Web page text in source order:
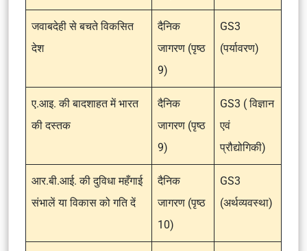
जवाबदेही से बचते विकसित
देश
दैनिक
जागरण (पृष्ठ
9)
GS3
(पर्यावरण)
ए.आइ. की बादशाहत में भारत
की दस्तक
दैनिक
जागरण (पृष्ठ
9)
GS3 ( विज्ञान
एवं
प्रौद्योगिकी)
आर.बी.आई. की दुविधा महँगाई
संभालें या विकास को गति दें
दैनिक
जागरण (पृष्ठ
10)
GS3
(अर्थव्यवस्था)